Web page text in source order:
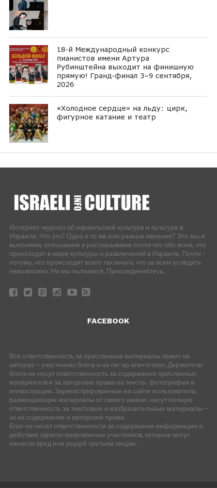
18-й Международный конкурс
пианистов имени Артура
Рубинштейна выходит на финишную
прямую! Гранд-финал 3–9 сентября,
2026
«Холодное сердце» на льду: цирк,
фигурное катание и театр
Интернет-журнал об израильской культуре и культуре в
Израиле. Что это? Одно и то же или разные явления? Это мы и
выясняем, описываем и рассказываем почти что обо всем, что
происходит в мире культуры и развлечений в Израиле. Почти -
потому, что происходит всего так много, что за всем уследить
невозможно. Но мы пытаемся. Присоединяйтесь.
FACEBOOK
Вся ответственность за присланные материалы лежит на
авторах – участниках блога и на пи-ар агентствах. Держатели
блога не несут ответственность за содержание присланных
материалов и за авторские права на тексты, фотографии и
иллюстрации. Зарегистрированные на сайте пользователи,
размещающие материалы от своего имени, несут полную
ответственность за текстовые и изобразительные материалы –
за их содержание и авторские права.
Блог не несет ответственности за содержание информации и
действия зарегистрированных участников, которые могут
нанести вред или ущерб третьим лицам.